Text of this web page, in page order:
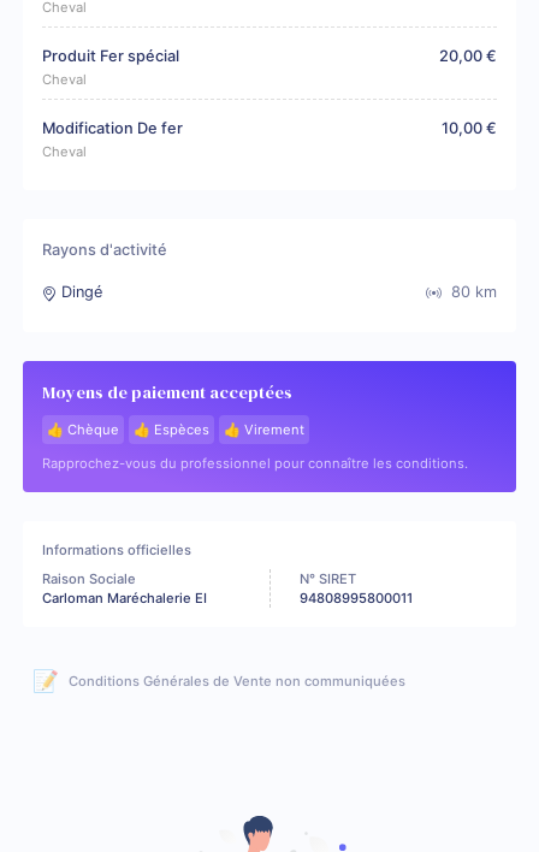
Cheval
Produit Fer spécial
Cheval
20,00 €
Modification De fer
Cheval
10,00 €
Rayons d'activité
Dingé 80 km
Moyens de paiement acceptées
👍 Chèque 👍 Espèces
👍 Virement
Rapprochez-vous du professionnel pour connaître les conditions.
Informations officielles
Raison Sociale
Carloman Maréchalerie EI
N° SIRET
94808995800011
📝 Conditions Générales de Vente non communiquées